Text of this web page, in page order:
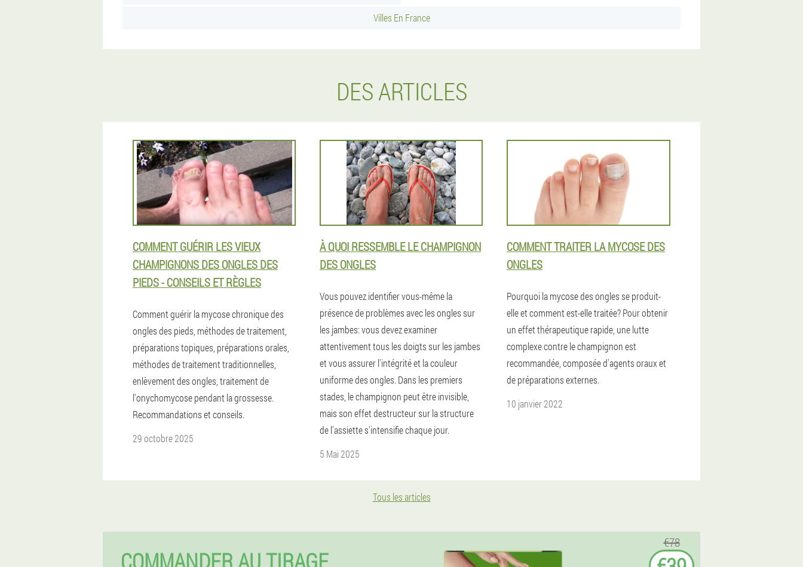
Villes En France
DES ARTICLES
COMMENT GUÉRIR LES VIEUX
CHAMPIGNONS DES ONGLES DES
PIEDS - CONSEILS ET RÈGLES
Comment guérir la mycose chronique des
ongles des pieds, méthodes de traitement,
préparations topiques, préparations orales,
méthodes de traitement traditionnelles,
enlèvement des ongles, traitement de
l'onychomycose pendant la grossesse.
Recommandations et conseils.
29 octobre 2025
À QUOI RESSEMBLE LE CHAMPIGNON
DES ONGLES
Vous pouvez identifier vous-même la
présence de problèmes avec les ongles sur
les jambes: vous devez examiner
attentivement tous les doigts sur les jambes
et vous assurer l'intégrité et la couleur
uniforme des ongles. Dans les premiers
stades, le champignon peut être invisible,
mais son effet destructeur sur la structure
de l'assiette s'intensifie chaque jour.
5 Mai 2025
COMMENT TRAITER LA MYCOSE DES
ONGLES
Pourquoi la mycose des ongles se produit-
elle et comment est-elle traitée? Pour obtenir
un effet thérapeutique rapide, une lutte
complexe contre le champignon est
recommandée, composée d'agents oraux et
de préparations externes.
10 janvier 2022
Tous les articles
COMMANDER AU TIRAGE
€78